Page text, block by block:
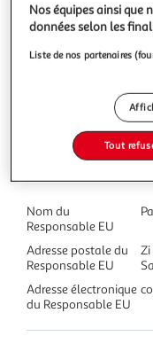
Caractéristiques
Nom du
Responsable EU
Adresse postale du
Responsable EU
Adresse électronique
du Responsable EU
Nos équipes ainsi que
données selon les
Liste de nos partenaires
Tout